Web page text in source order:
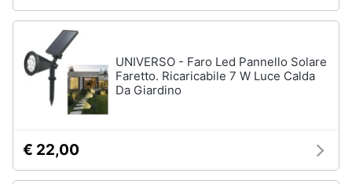
Beauty
Giocattoli
Prima
Fotografia
Vedi
Scarpe
UNIVERSO - Faro Led Pannello Solare
Faretto. Ricaricabile 7 W Luce Calda
Da Giardino
€ 22,00